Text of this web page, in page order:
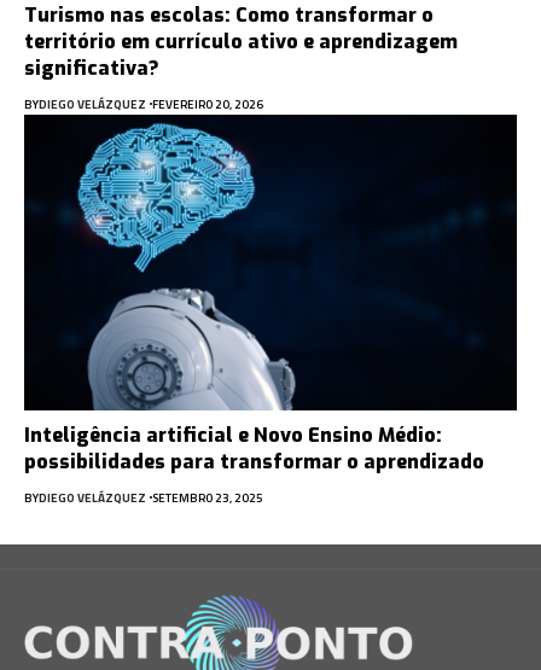
Turismo nas escolas: Como transformar o
território em currículo ativo e aprendizagem
significativa?
BYDIEGO VELÁZQUEZ FEVEREIRO 20, 2026
Inteligência artificial e Novo Ensino Médio:
possibilidades para transformar o aprendizado
BYDIEGO VELÁZQUEZ SETEMBRO 23, 2025